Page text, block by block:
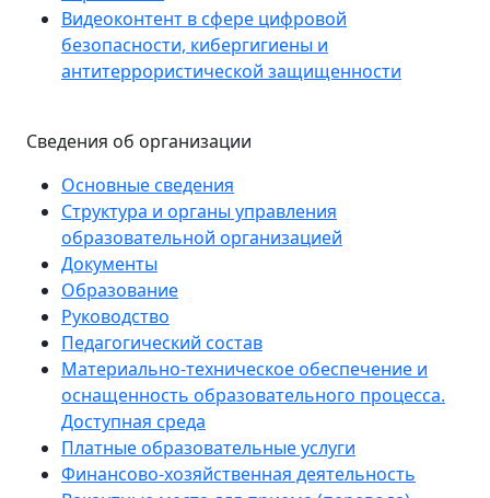
Видеоконтент в сфере цифровой
безопасности, кибергигиены и
антитеррористической защищенности
Сведения об организации
Основные сведения
Структура и органы управления
образовательной организацией
Документы
Образование
Руководство
Педагогический состав
Материально-техническое обеспечение и
оснащенность образовательного процесса.
Доступная среда
Платные образовательные услуги
Финансово-хозяйственная деятельность